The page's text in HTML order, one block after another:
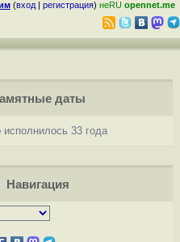
(вход | регистрация) неRU opennet.me
даты
исполнилось 33 года
Навигация